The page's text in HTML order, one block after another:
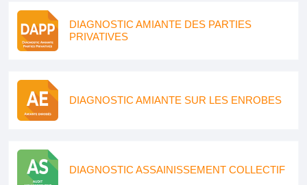
DIAGNOSTIC AMIANTE DES PARTIES
PRIVATIVES
DIAGNOSTIC AMIANTE SUR LES ENROBES
DIAGNOSTIC ASSAINISSEMENT COLLECTIF